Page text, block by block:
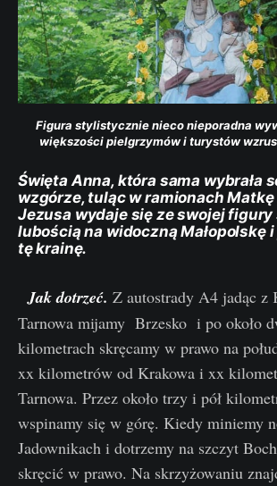
Figura stylistycznie nieco nieporadna
większości pielgrzymów i turystów
Święta Anna, która sama wybrała
wzgórze, tuląc w ramionach Matkę
Jezusa wydaje się ze swojej figury
lubością na widoczną Małopolskę
tę krainę.
Jak dotrzeć. Z autostrady A4 jadąc z
Tarnowa mijamy Brzesko i po około
kilometrach skręcamy w prawo na
xx kilometrów od Krakowa i xx
Tarnowa. Przez około trzy i pół
wspinamy się w górę. Kiedy miniemy
Jadownikach i dotrzemy na szczyt
skręcić w prawo. Na skrzyżowaniu